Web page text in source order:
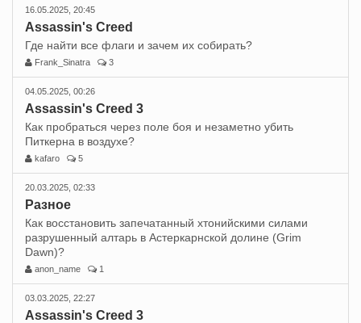
16.05.2025, 20:45
Assassin's Creed
Где найти все флаги и зачем их собирать?
Frank_Sinatra 3
04.05.2025, 00:26
Assassin's Creed 3
Как пробраться через поле боя и незаметно убить
Питкерна в воздухе?
kafaro 5
20.03.2025, 02:33
Разное
Как восстановить запечатанный хтонийскими силами
разрушенный алтарь в Астеркарнской долине (Grim
Dawn)?
anon_name 1
03.03.2025, 22:27
Assassin's Creed 3